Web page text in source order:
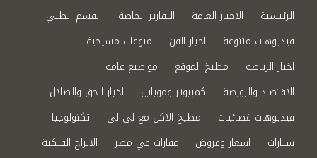
الرئيسية الاخبار العامة التقارير الخاصة
القسم الطبي
فيديوهات متنوعة
اخبار الفن
منوعات مسيحية
اخبار الرياضة
مطبخ الموقع
مواضيع عامة
الاقتصاد والبورصة
كمبيوتر وموبايل
اخبار الحق والضلال
فيديوهات فضائيات
مطبخ الاكل مع لى لى
تكنولوجيا
سيارات
اسعار وعروض عقارات في مصر
الابراج الفلكية